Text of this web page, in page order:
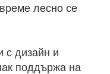
лесно се
с дизайн и
поддържа на